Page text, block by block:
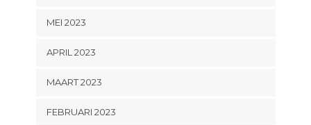
MEI 2023
APRIL 2023
MAART 2023
FEBRUARI 2023